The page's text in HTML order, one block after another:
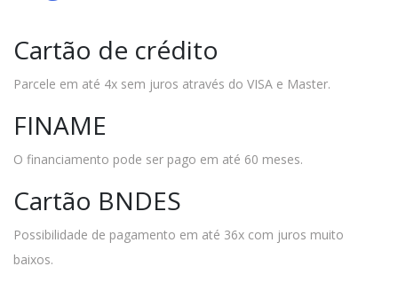
Cartão de crédito
Parcele em até 4x sem juros através do VISA e Master.
FINAME
O financiamento pode ser pago em até 60 meses.
Cartão BNDES
Possibilidade de pagamento em até 36x com juros muito
baixos.